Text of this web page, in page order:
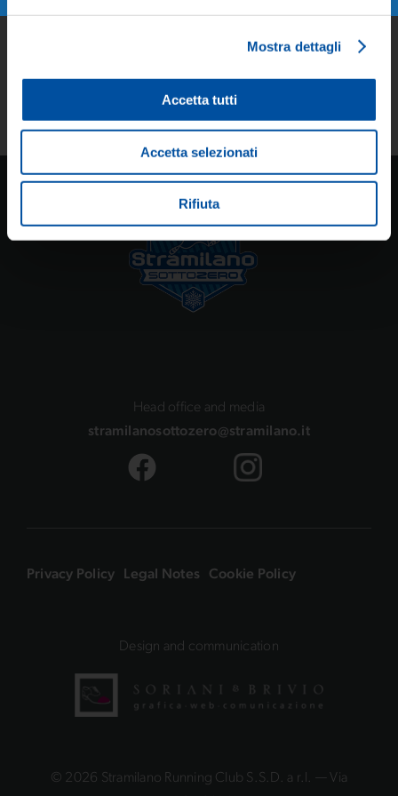
Mostra dettagli
Accetta tutti
Accetta selezionati
Rifiuta
Head office and media
stramilanosottozero@stramilano.it
Privacy Policy Legal Notes Cookie Policy
Design and communication
© 2026 Stramilano Running Club S.S.D. a r.l. — Via